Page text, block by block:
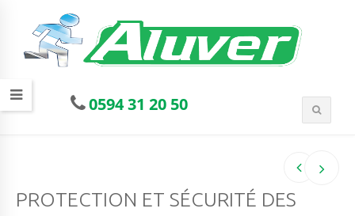
0594 31 20 50
PROTECTION ET SÉCURITÉ DES